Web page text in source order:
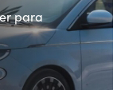
para